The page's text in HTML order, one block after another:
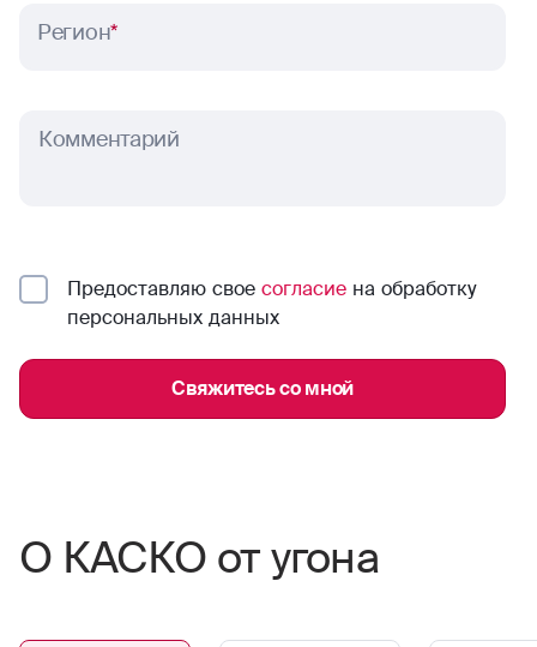
Регион*
Комментарий
Предоставляю свое согласие на обработку
персональных данных
Свяжитесь со мной
О КАСКО от угона